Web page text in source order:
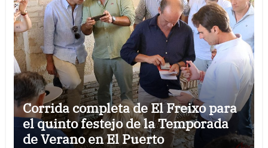
Corrida completa de El Freixo para
el quinto festejo de la Temporada
de Verano en El Puerto